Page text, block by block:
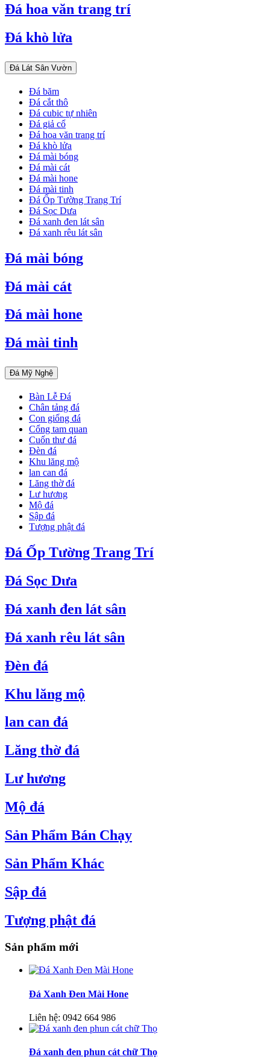
Đá hoa văn trang trí
Đá khò lửa
Đá Lát Sân Vườn
Đá băm
Đá cắt thô
Đá cubic tự nhiên
Đá giả cổ
Đá hoa văn trang trí
Đá khò lửa
Đá mài bóng
Đá mài cát
Đá mài hone
Đá mài tinh
Đá Ốp Tường Trang Trí
Đá Sọc Dưa
Đá xanh đen lát sân
Đá xanh rêu lát sân
Đá mài bóng
Đá mài cát
Đá mài hone
Đá mài tinh
Đá Mỹ Nghệ
Bàn Lễ Đá
Chân tảng đá
Con giống đá
Cổng tam quan
Cuốn thư đá
Đèn đá
Khu lăng mộ
lan can đá
Lăng thờ đá
Lư hương
Mộ đá
Sập đá
Tượng phật đá
Đá Ốp Tường Trang Trí
Đá Sọc Dưa
Đá xanh đen lát sân
Đá xanh rêu lát sân
Đèn đá
Khu lăng mộ
lan can đá
Lăng thờ đá
Lư hương
Mộ đá
Sản Phẩm Bán Chạy
Sản Phẩm Khác
Sập đá
Tượng phật đá
Sản phẩm mới
Đá Xanh Đen Mài Hone
Liên hệ: 0942 664 986
Đá xanh đen phun cát chữ Thọ